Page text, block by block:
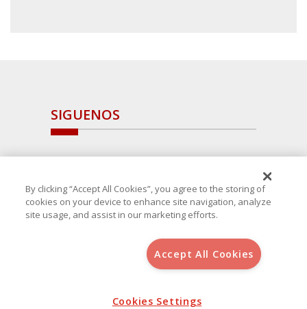
SIGUENOS
, S.L.U.(B-64405731) c/ San Norberto
Aviso Legal
Política de Cookies
By clicking “Accept All Cookies”, you agree to the storing of
cookies on your device to enhance site navigation, analyze
site usage, and assist in our marketing efforts.
Accept All Cookies
Cookies Settings